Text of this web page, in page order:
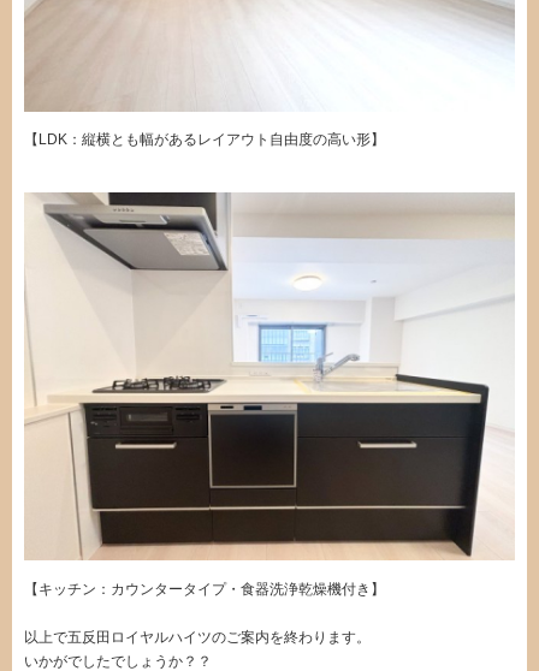
【LDK：縦横とも幅があるレイアウト自由度の高い形】
【キッチン：カウンタータイプ・食器洗浄乾燥機付き】
以上で五反田ロイヤルハイツのご案内を終わります。
いかがでしたでしょうか？？